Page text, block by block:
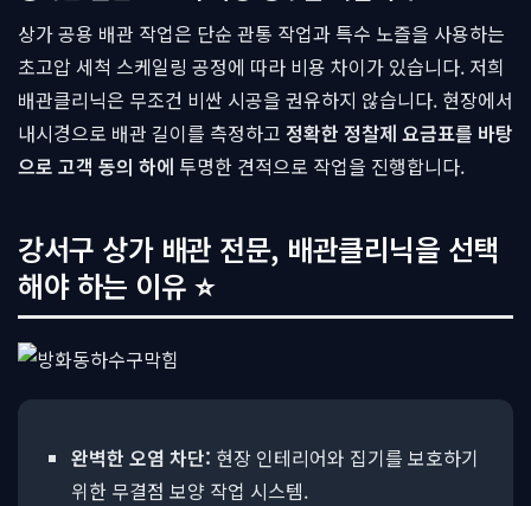
상가 공용 배관 작업은 단순 관통 작업과 특수 노즐을 사용하는
초고압 세척 스케일링 공정에 따라 비용 차이가 있습니다. 저희
배관클리닉은 무조건 비싼 시공을 권유하지 않습니다. 현장에서
내시경으로 배관 길이를 측정하고 정확한 정찰제 요금표를 바탕
으로 고객 동의 하에 투명한 견적으로 작업을 진행합니다.
강서구 상가 배관 전문, 배관클리닉을 선택
해야 하는 이유 ⭐
완벽한 오염 차단: 현장 인테리어와 집기를 보호하기
위한 무결점 보양 작업 시스템.